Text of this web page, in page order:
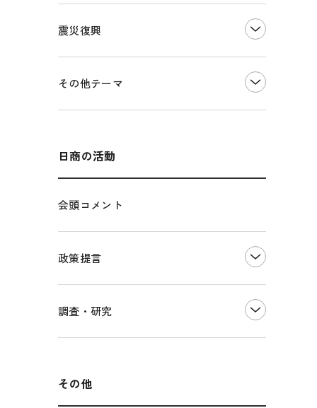
震災復興
その他テーマ
多様な人材の活躍推進
各種制度・助成金
パートナーシップ構築宣言
海外展開イニシアティブ
輸出管理体制構築支援
日商の活動
会頭コメント
政策提言
国土強靭化・社会基盤整備・震災復興
調査・研究
その他